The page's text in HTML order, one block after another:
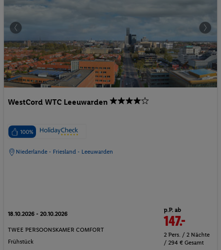
WestCord WTC Leeuwarden
100%
Niederlande - Friesland - Leeuwarden
18.10.2026 - 20.10.2026
TWEE PERSOONSKAMER COMFORT
Frühstück
p.P. ab
147.-
2 Pers. / 2 Nächte
/ 294 € Gesamt